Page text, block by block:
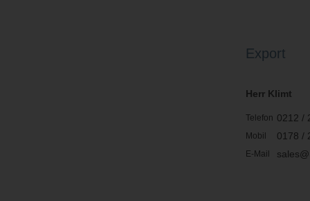
Export
Herr Klimt
Telefon 0212 /
Mobil 0178 /
E-Mail